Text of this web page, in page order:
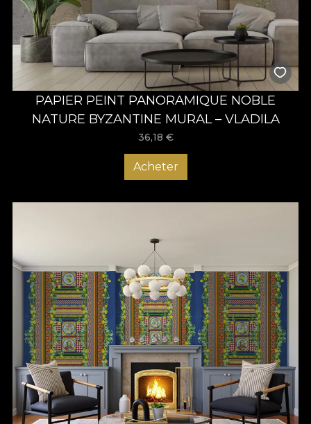
PAPIER PEINT PANORAMIQUE NOBLE
NATURE BYZANTINE MURAL – VLADILA
36,18 €
Acheter